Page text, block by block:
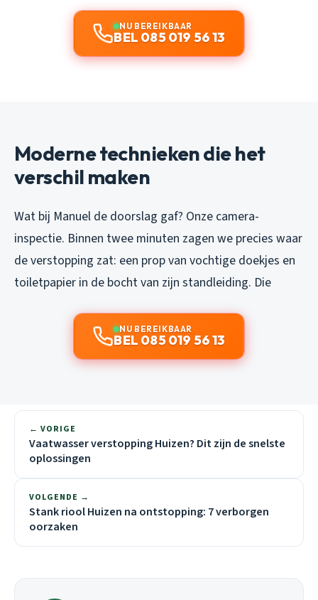
NU BEREIKBAAR
BEL 085 019 56 13
Moderne technieken die het
verschil maken
Wat bij Manuel de doorslag gaf? Onze camera-
inspectie. Binnen twee minuten zagen we precies waar
de verstopping zat: een prop van vochtige doekjes en
toiletpapier in de bocht van zijn standleiding. Die
NU BEREIKBAAR
BEL 085 019 56 13
← VORIGE
Vaatwasser verstopping Huizen? Dit zijn de snelste
oplossingen
VOLGENDE →
Stank riool Huizen na ontstopping: 7 verborgen
oorzaken